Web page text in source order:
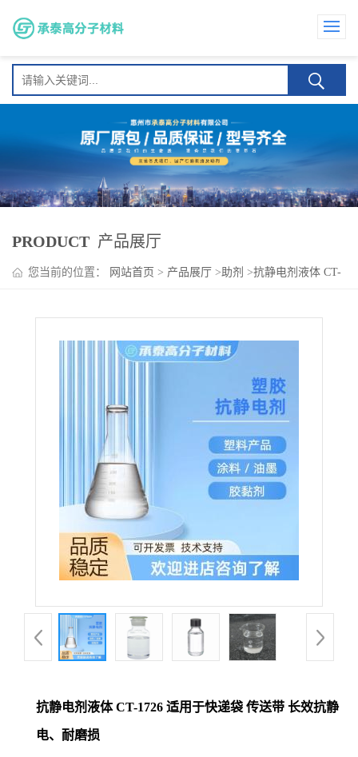
PRODUCT 产品展厅
您当前的位置： 网站首页 > 产品展厅 >助剂 >抗静电剂液体 CT-
抗静电剂液体 CT-1726 适用于快递袋 传送带 长效抗静
电、耐磨损